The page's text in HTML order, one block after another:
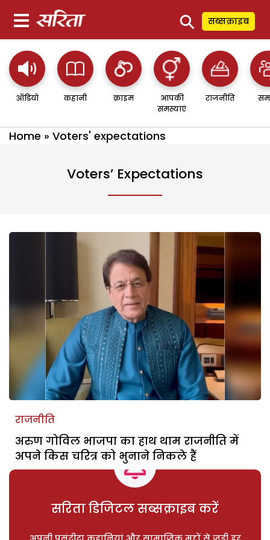
⚲ सब्सक्राइब
ऑडियो कहानी क्राइम
आपकी
समस्याएं
राजनीति
Home » Voters' expectations
Voters’ Expectations
राजनीति
अरुण गोविल भाजपा का हाथ थाम राजनीति में
अपने किस चरित्र को भुनाने निकले हैं
सरिता डिजिटल सब्सक्राइब करें